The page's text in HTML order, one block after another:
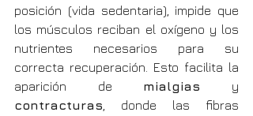
posición (vida sedentaria), impide que
los músculos reciban el oxígeno y los
nutrientes necesarios para su
correcta recuperación. Esto facilita la
aparición de mialgias
contracturas , donde las fibras